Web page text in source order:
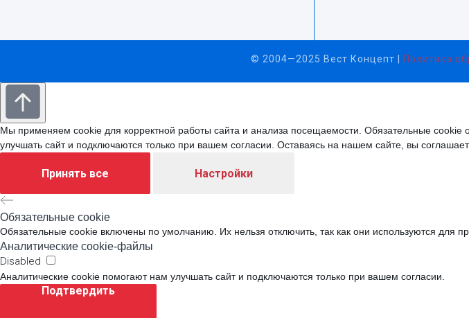
© 2004—2025 Вест Концепт | Политика
Мы применяем cookie для корректной работы сайта и анализа посещаемости. Обязательные cookie
улучшать сайт и подключаются только при вашем согласии. Оставаясь на нашем сайте, вы
Принять все Настройки
Обязательные cookie
Обязательные cookie включены по умолчанию. Их нельзя отключить, так как они используются для
Аналитические cookie-файлы
Disabled
Аналитические cookie помогают нам улучшать сайт и подключаются только при вашем согласии.
Подтвердить